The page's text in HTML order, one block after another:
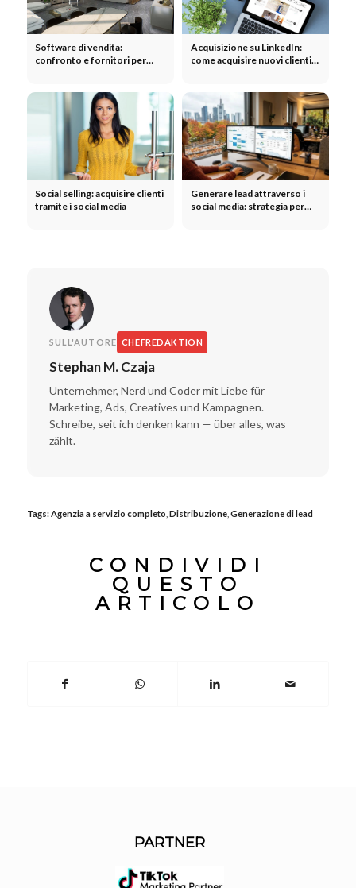
Software di vendita:
confronto e fornitori per
Acquisizione su LinkedIn:
come acquisire nuovi clienti
Social selling: acquisire clienti
tramite i social media
Generare lead attraverso i
social media: strategia per
SULL'AUTORE CHEFREDAKTION
Stephan M. Czaja
Unternehmer, Nerd und Coder mit Liebe für
Marketing, Ads, Creatives und Kampagnen.
Schreibe, seit ich denken kann — über alles, was
zählt.
Tags:Agenzia a servizio completo Distribuzione, Generazione di lead
CONDIVIDI
QUESTO
ARTICOLO
PARTNER